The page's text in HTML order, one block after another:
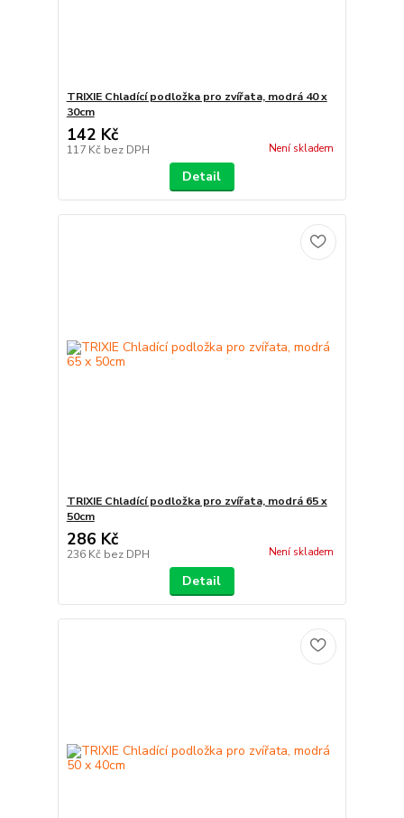
TRIXIE Chladící podložka pro zvířata, modrá 40 x
30cm
142 Kč
117 Kč bez DPH Není skladem
Detail
TRIXIE Chladící podložka pro zvířata, modrá 65 x
50cm
286 Kč
236 Kč bez DPH Není skladem
Detail